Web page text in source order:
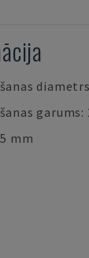
garums:
mm